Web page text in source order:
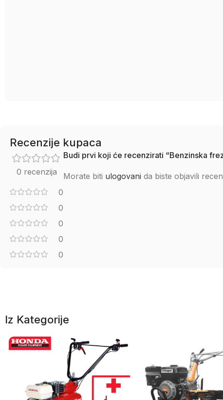
Recenzije kupaca
0 recenzija
0
0
0
0
0
Budi prvi koji će recenzirati “Benzinska
Morate biti ulogovani da biste objavili
Iz Kategorije